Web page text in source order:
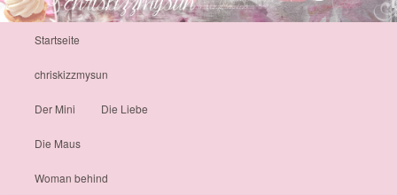
Zum Inhalt wechseln
Zum sekundären Inhalt wechseln
Startseite
chriskizzmysun
Der Mini Die Liebe
Die Maus
Woman behind